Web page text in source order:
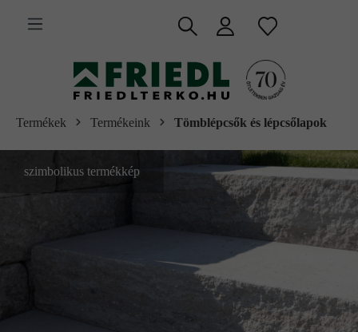
tartalomra
Termékek Termékeink Tömblépcsők és lépcsőlapok
szimbolikus termékkép